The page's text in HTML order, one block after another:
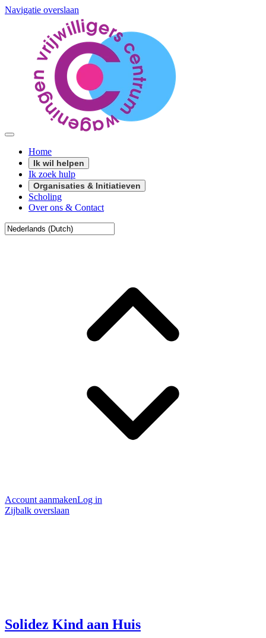
Navigatie overslaan
Home
Ik wil helpen
Ik zoek hulp
Organisaties & Initiatieven
Scholing
Over ons & Contact
Account aanmakenLog in
Zijbalk overslaan
Solidez Kind aan Huis